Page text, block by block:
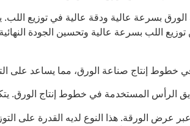
بسرعة عالية ودقة عالية في توزيع
اللب بسرعة عالية وتحسين الجودة
إنتاج صناعة الورق، مما يساعد على
الرأس المستخدمة في خطوط إنتاج الورق.
عرض الورقة. هذا النوع لديه القدرة على